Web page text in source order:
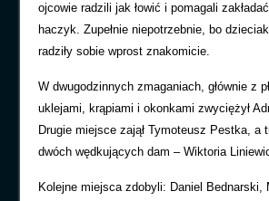
ojcowie radzili jak łowić i pomagali
haczyk. Zupełnie niepotrzebnie, bo
radziły sobie wprost znakomicie.
W dwugodzinnych zmaganiach, głównie z
uklejami, krąpiami i okonkami zwyciężył
Drugie miejsce zajął Tymoteusz Pestka, a
dwóch wędkujących dam – Wiktoria
Kolejne miejsca zdobyli: Daniel Bednarski,